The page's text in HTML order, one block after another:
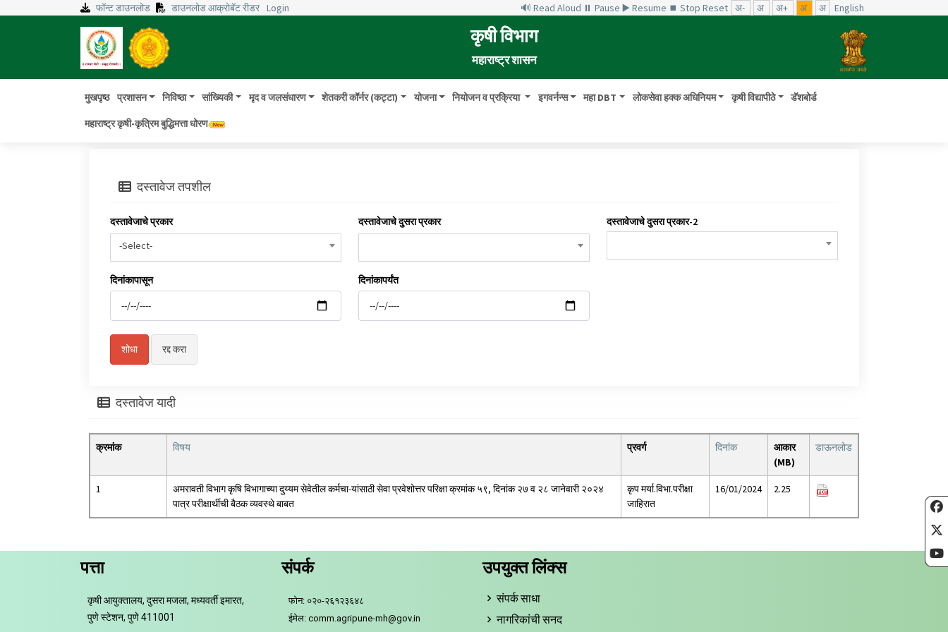
फॉन्ट डाउनलोड डाउनलोड आक्रोबॅट रीडर Login 🔊 Read Aloud ⏸ Pause ▶️ Resume ⏹ Stop Reset अ- अ अ+ अ अ English
कृषी विभाग
महाराष्ट्र शासन
मुखपृष्ठ प्रशासन निविष्ठा सांख्यिकी मृद व जलसंधारण शेतकरी कॉर्नर (कट्टा) योजना नियोजन व प्रक्रिया इगवर्नन्स महा DBT लोकसेवा हक्क अधिनियम कृषी विद्यापीठे डॅशबोर्ड
महाराष्ट्र कृषी-कृत्रिम बुद्धिमत्ता धोरण
दस्तावेज तपशील
दस्तावेजाचे प्रकार
-Select-
दस्तावेजाचे दुसरा प्रकार दस्तावेजाचे दुसरा प्रकार-2
दिनांकापासून दिनांकापर्यंत
दस्तावेज यादी
क्रमांक विषय प्रवर्ग दिनांक
आकार
(MB)
डाऊनलोड
1
अमरावती विभाग कृषि विभागाच्या दुय्यम सेवेतील कर्मचा-यांसाठी सेवा प्रवेशोत्तर परिक्षा क्रमांक ५९, दिनांक २७ व २८ जानेवारी २०२४
पात्र परीक्षार्थीची बैठक व्यवस्थे बाबत
कृप मर्या.विभा.परीक्षा
जाहिरात
16/01/2024 2.25
पत्ता
कृषी आयुक्तालय, दुसरा मजला, मध्यवर्ती इमारत,
पुणे स्टेशन, पुणे 411001
संपर्क
फोन: ०२०-२६१२३६४८
ईमेल: comm.agripune-mh@gov.in
उपयुक्त लिंक्स
संपर्क साधा
नागरिकांची सनद